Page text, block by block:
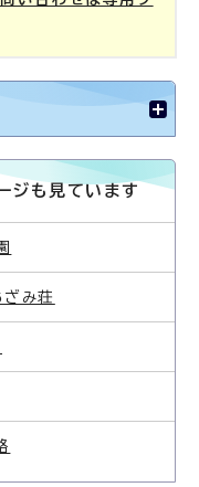
ジも見ています
ざみ荘